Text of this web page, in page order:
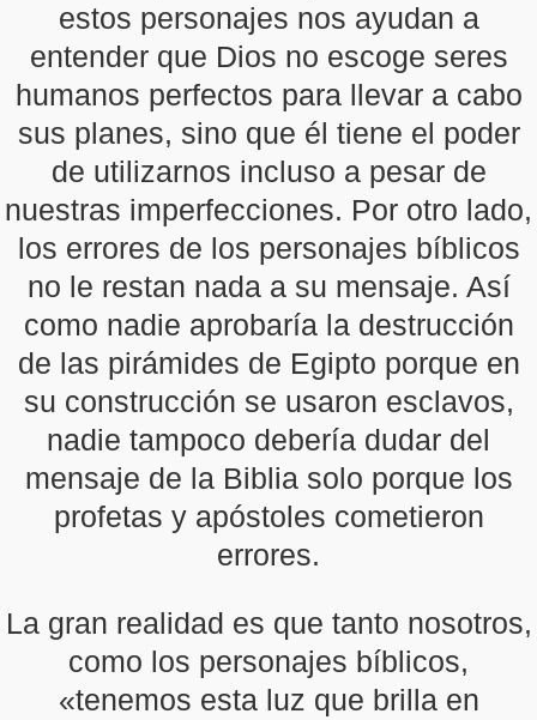
estos personajes nos ayudan a
entender que Dios no escoge seres
humanos perfectos para llevar a cabo
sus planes, sino que él tiene el poder
de utilizarnos incluso a pesar de
nuestras imperfecciones. Por otro lado,
los errores de los personajes bíblicos
no le restan nada a su mensaje. Así
como nadie aprobaría la destrucción
de las pirámides de Egipto porque en
su construcción se usaron esclavos,
nadie tampoco debería dudar del
mensaje de la Biblia solo porque los
profetas y apóstoles cometieron
errores.
La gran realidad es que tanto nosotros,
como los personajes bíblicos,
«tenemos esta luz que brilla en